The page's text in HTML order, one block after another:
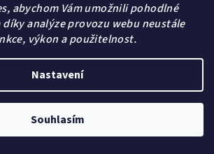
abychom Vám umožnili pohodlné
analýze provozu webu neustále
výkon a použitelnost.
Nastavení
Souhlasím